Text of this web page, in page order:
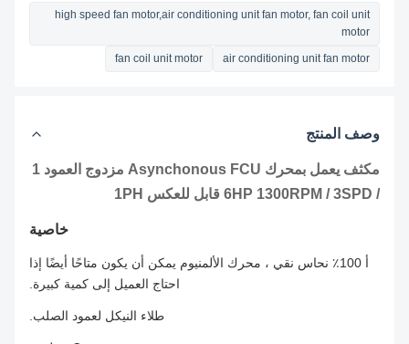
high speed fan motor,air conditioning unit fan motor, fan coil unit
air conditioning unit fan motor
fan coil unit motor
وصف المنتج
مكثف يعمل بمحرك Asynchonous FCU مزدوج العمود 1
خاصية
أ 100٪ نحاس نقي ، محرك الألمنيوم يمكن أن يكون متاحًا أيضًا إذا
احتاج العميل إلى كمية كبيرة.
طلاء النيكل لعمود الصلب.